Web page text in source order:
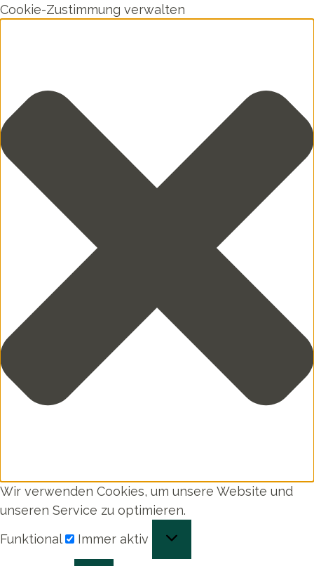
Cookie-Zustimmung verwalten
Wir verwenden Cookies, um unsere Website und
unseren Service zu optimieren.
Funktional
Immer aktiv